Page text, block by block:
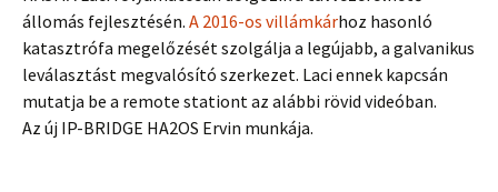
állomás fejlesztésén. A 2016-os villámkárhoz hasonló
katasztrófa megelőzését szolgálja a legújabb, a galvanikus
leválasztást megvalósító szerkezet. Laci ennek kapcsán
mutatja be a remote stationt az alábbi rövid videóban.
Az új IP-BRIDGE HA2OS Ervin munkája.